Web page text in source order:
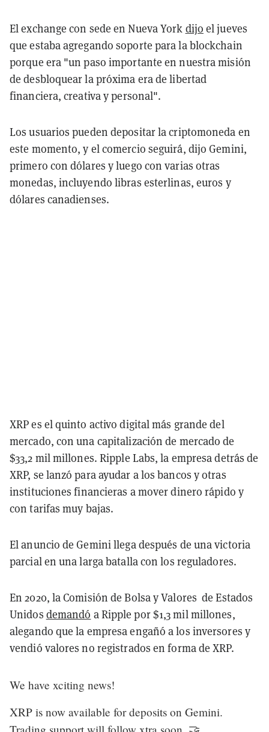
El exchange con sede en Nueva York dijo el jueves
que estaba agregando soporte para la blockchain
porque era "un paso importante en nuestra misión
de desbloquear la próxima era de libertad
financiera, creativa y personal".
Los usuarios pueden depositar la criptomoneda en
este momento, y el comercio seguirá, dijo Gemini,
primero con dólares y luego con varias otras
monedas, incluyendo libras esterlinas, euros y
dólares canadienses.
XRP es el quinto activo digital más grande del
mercado, con una capitalización de mercado de
$33,2 mil millones. Ripple Labs, la empresa detrás de
XRP, se lanzó para ayudar a los bancos y otras
instituciones financieras a mover dinero rápido y
con tarifas muy bajas.
El anuncio de Gemini llega después de una victoria
parcial en una larga batalla con los reguladores.
En 2020, la Comisión deBolsa y Valores de Estados
Unidos demandó a Ripple por $1,3 mil millones,
alegando que la empresa engañó a los inversores y
vendió valores no registrados en forma de XRP.
We have xciting news!
XRP is now available for deposits on Gemini.